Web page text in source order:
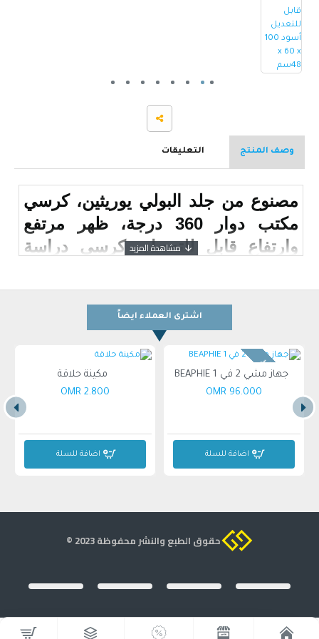
وصف المنتج التعليقات
مصنوع من جلد البولي يوريثين، كرسي
مكتب دوار 360 درجة، ظهر مرتفع
وارتفاع قابل للتعديل، كرسي دراسة
الظهر مع مسند للقدمين
اشترى العملاء ايضاً
غير متوفر
جهاز مشي 2 في 1 BEAPHIE
96.000 OMR
اضافة للسلة
مكينة حلاقة
2.800 OMR
اضافة للسلة
حقوق الطبع والنشر محفوظة 2023 ©